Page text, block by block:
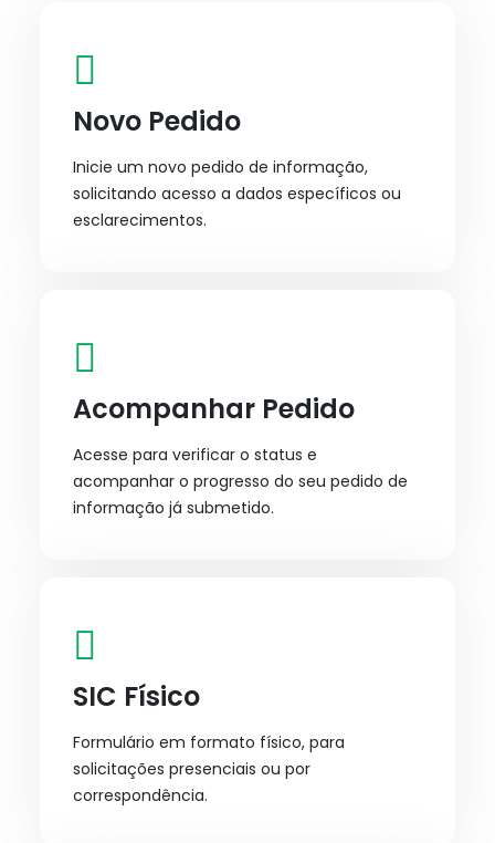
Novo Pedido
Inicie um novo pedido de informação,
solicitando acesso a dados específicos ou
esclarecimentos.
Acompanhar Pedido
Acesse para verificar o status e
acompanhar o progresso do seu pedido de
informação já submetido.
SIC Físico
Formulário em formato físico, para
solicitações presenciais ou por
correspondência.